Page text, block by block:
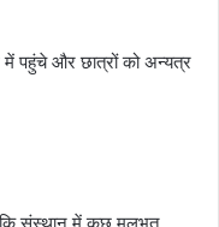
पहुंचे और छात्रों को अन्यत्र